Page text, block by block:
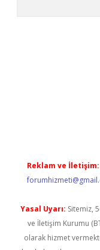
Reklam ve İletişim:
Yasal Uyarı: Sitemiz,
ve İletişim Kurumu
olarak hizmet